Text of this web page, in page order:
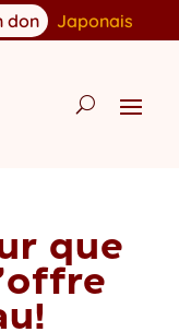
don Japonais
que